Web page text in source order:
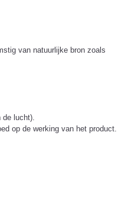
van natuurlijke bron zoals
de lucht).
op de werking van het product.